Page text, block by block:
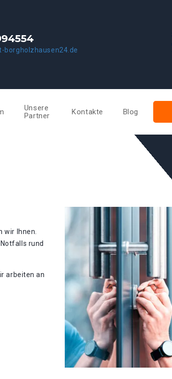
borgholzhausen24.de
Unsere
Partner
Kontakte Blog
wir Ihnen.
rund
arbeiten an